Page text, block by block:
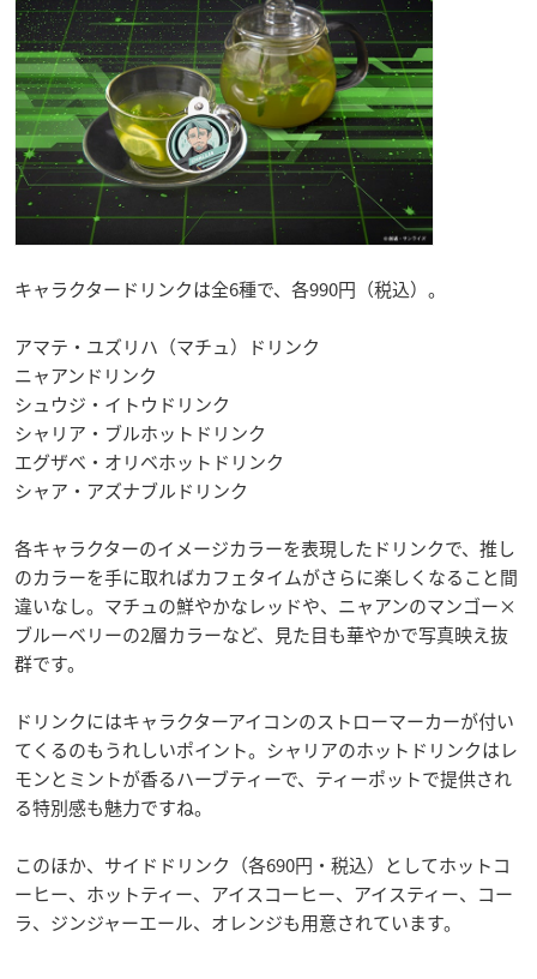
キャラクタードリンクは全6種で、各990円（税込）。
アマテ・ユズリハ（マチュ）ドリンク
ニャアンドリンク
シュウジ・イトウドリンク
シャリア・ブルホットドリンク
エグザべ・オリベホットドリンク
シャア・アズナブルドリンク
各キャラクターのイメージカラーを表現したドリンクで、推し
のカラーを手に取ればカフェタイムがさらに楽しくなること間
違いなし。マチュの鮮やかなレッドや、ニャアンのマンゴー×
ブルーベリーの2層カラーなど、見た目も華やかで写真映え抜
群です。
ドリンクにはキャラクターアイコンのストローマーカーが付い
てくるのもうれしいポイント。シャリアのホットドリンクはレ
モンとミントが香るハーブティーで、ティーポットで提供され
る特別感も魅力ですね。
このほか、サイドドリンク（各690円・税込）としてホットコ
ーヒー、ホットティー、アイスコーヒー、アイスティー、コー
ラ、ジンジャーエール、オレンジも用意されています。